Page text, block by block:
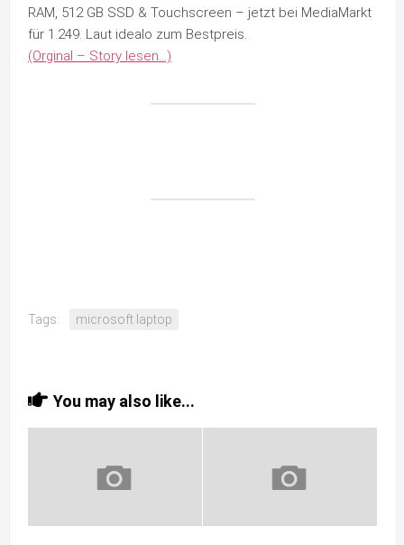
RAM, 512 GB SSD & Touchscreen – jetzt bei MediaMarkt
für 1.249. Laut idealo zum Bestpreis.
(Orginal – Story lesen…)
Tags: microsoft laptop
You may also like...